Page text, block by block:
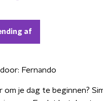
af
Fernando
om je dag te beginnen?